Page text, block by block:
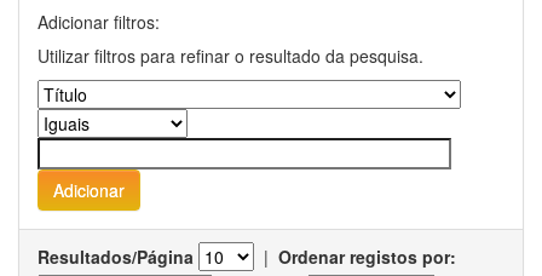
Adicionar filtros:
Utilizar filtros para refinar o resultado da pesquisa.
Resultados/Página | Ordenar registos por: